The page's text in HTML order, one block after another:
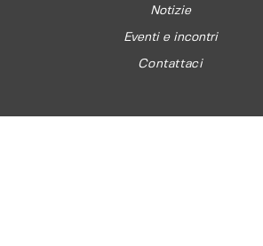
Notizie
Eventi e incontri
Contattaci